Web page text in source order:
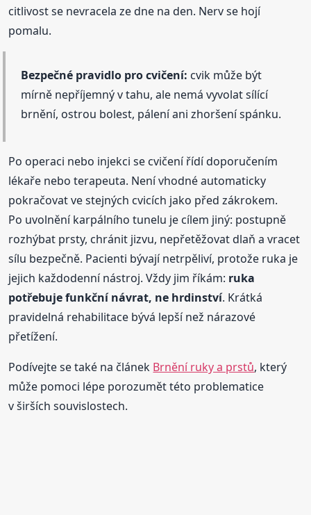
citlivost se nevracela ze dne na den. Nerv se hojí
pomalu.
Bezpečné pravidlo pro cvičení: cvik může být
mírně nepříjemný v tahu, ale nemá vyvolat sílící
brnění, ostrou bolest, pálení ani zhoršení spánku.
Po operaci nebo injekci se cvičení řídí doporučením
lékaře nebo terapeuta. Není vhodné automaticky
pokračovat ve stejných cvicích jako před zákrokem.
Po uvolnění karpálního tunelu je cílem jiný: postupně
rozhýbat prsty, chránit jizvu, nepřetěžovat dlaň a vracet
sílu bezpečně. Pacienti bývají netrpěliví, protože ruka je
jejich každodenní nástroj. Vždy jim říkám: ruka
potřebuje funkční návrat, ne hrdinství. Krátká
pravidelná rehabilitace bývá lepší než nárazové
přetížení.
Podívejte se také na článek Brnění ruky a prstů, který
může pomoci lépe porozumět této problematice
v širších souvislostech.